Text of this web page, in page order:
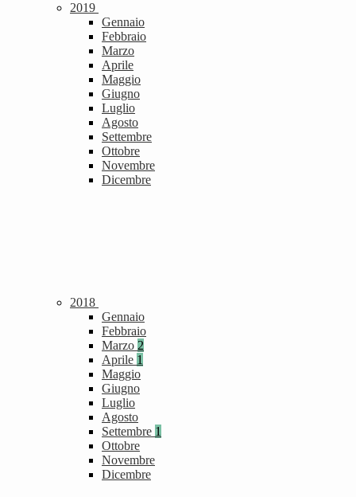
2019
Gennaio
Febbraio
Marzo
Aprile
Maggio
Giugno
Luglio
Agosto
Settembre
Ottobre
Novembre
Dicembre
2018
Gennaio
Febbraio
Marzo 2
Aprile 1
Maggio
Giugno
Luglio
Agosto
Settembre 1
Ottobre
Novembre
Dicembre